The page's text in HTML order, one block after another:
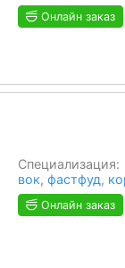
Онлайн заказ
Специализация:
вок,фастфуд,
Онлайн заказ